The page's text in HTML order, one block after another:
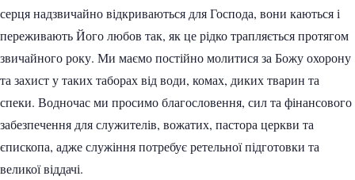
серця надзвичайно відкриваються для Господа, вони каються і
переживають Його любов так, як це рідко трапляється протягом
звичайного року. Ми маємо постійно молитися за Божу охорону
та захист у таких таборах від води, комах, диких тварин та
спеки. Водночас ми просимо благословення, сил та фінансового
забезпечення для служителів, вожатих, пастора церкви та
єпископа, адже служіння потребує ретельної підготовки та
великої віддачі.